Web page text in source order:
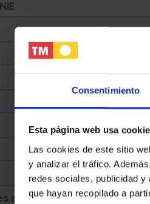
Consentimiento
Esta página web usa
Las cookies de este sitio
y analizar el tráfico.
redes sociales, publicidad
que hayan recopilado a
adicionales